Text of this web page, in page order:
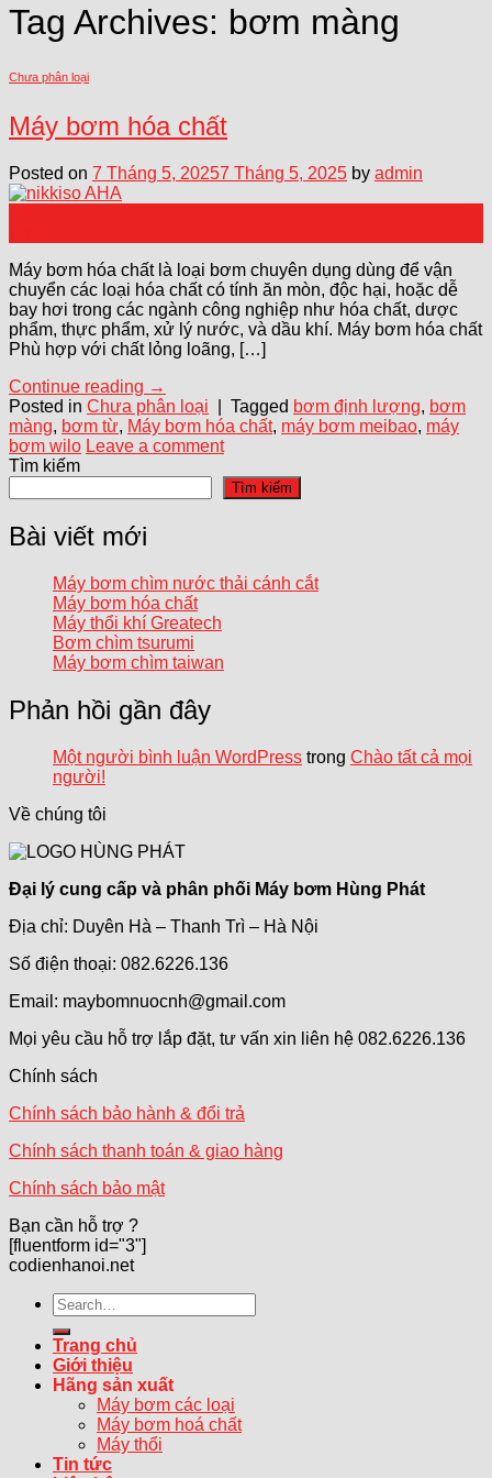
Tag Archives: bơm màng
Chưa phân loại
Máy bơm hóa chất
Posted on 7 Tháng 5, 20257 Tháng 5, 2025 by admin
Máy bơm hóa chất là loại bơm chuyên dụng dùng để vận
chuyển các loại hóa chất có tính ăn mòn, độc hại, hoặc dễ
bay hơi trong các ngành công nghiệp như hóa chất, dược
phẩm, thực phẩm, xử lý nước, và dầu khí. Máy bơm hóa chất
Phù hợp với chất lỏng loãng, […]
Continue reading →
Posted in Chưa phân loại Tagged bơm định lượng, bơm
màng, bơm từ, Máy bơm hóa chất, máy bơm meibao, máy
bơm wilo Leave a comment
Tìm kiếm
Tìm kiếm
Bài viết mới
Máy bơm chìm nước thải cánh cắt
Máy bơm hóa chất
Máy thổi khí Greatech
Bơm chìm tsurumi
Máy bơm chìm taiwan
Phản hồi gần đây
Một người bình luận WordPress trong Chào tất cả mọi
người!
Về chúng tôi
Đại lý cung cấp và phân phối Máy bơm Hùng Phát
Địa chỉ: Duyên Hà – Thanh Trì – Hà Nội
Số điện thoại: 082.6226.136
Email: maybomnuocnh@gmail.com
Mọi yêu cầu hỗ trợ lắp đặt, tư vấn xin liên hệ 082.6226.136
Chính sách
Chính sách bảo hành & đổi trả
Chính sách thanh toán & giao hàng
Chính sách bảo mật
Bạn cần hỗ trợ ?
[fluentform id="3"]
codienhanoi.net
Search
for:
Trang chủ
Giới thiệu
Hãng sản xuất
Máy bơm các loại
Máy bơm hoá chất
Máy thổi
Tin tức